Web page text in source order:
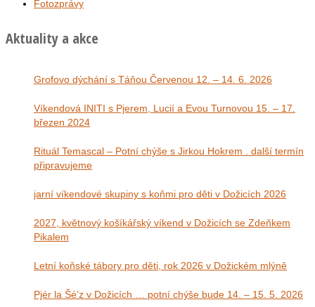
Fotozprávy
Aktuality a akce
Grofovo dýchání s Táňou Červenou 12. – 14. 6. 2026
Víkendová INITI s Pjerem, Lucií a Evou Turnovou 15. – 17.
březen 2024
Rituál Temascal – Potní chýše s Jirkou Hokrem . další termín
připravujeme
jarní víkendové skupiny s koňmi pro děti v Dožicích 2026
2027, květnový košíkářský víkend v Dožicích se Zdeňkem
Pikalem
Letní koňské tábory pro děti, rok 2026 v Dožickém mlýně
Pjér la Šé’z v Dožicích … potní chýše bude 14. – 15. 5. 2026